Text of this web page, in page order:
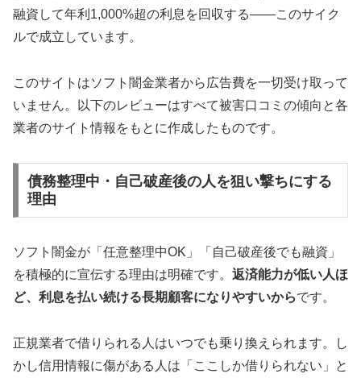
融資して年利1,000%超の利息を回収する——このサイク
ルで成立しています。
このサイトはソフト闇金業者から広告費を一切受け取って
いません。以下のレビューはすべて被害口コミの傾向と各
業者のサイト情報をもとに作成したものです。
債務整理中・自己破産後の人を狙い撃ちにする
理由
ソフト闇金が「任意整理中OK」「自己破産後でも融資」
を積極的に宣伝する理由は明確です。 返済能力が低い人ほ
ど、利息を払い続ける長期顧客になりやすいからです。
正規業者で借りられる人はいつでも乗り換えられます。し
かし信用情報に傷がある人は「ここしか借りられない」と